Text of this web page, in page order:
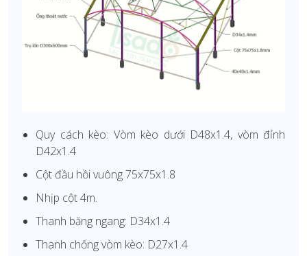
Quy cách kèo: Vòm kèo dưới D48x1.4, vòm đỉnh
D42x1.4
Cột đầu hồi vuông 75x75x1.8
Nhịp cột 4m.
Thanh băng ngang: D34x1.4
Thanh chống vòm kèo: D27x1.4